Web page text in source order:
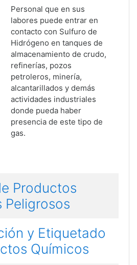
Personal que en sus
labores puede entrar en
contacto con Sulfuro de
Hidrógeno en tanques de
almacenamiento de crudo,
refinerías, pozos
petroleros, minería,
alcantarillados y demás
actividades industriales
donde pueda haber
presencia de este tipo de
gas.
Productos
Peligrosos
y Etiquetado
Químicos